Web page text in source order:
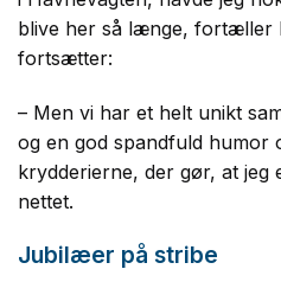
blive her så længe, fortæller
fortsætter:
– Men vi har et helt unikt
og en god spandfuld humor
krydderierne, der gør, at jeg
nettet.
Jubilæer på stribe